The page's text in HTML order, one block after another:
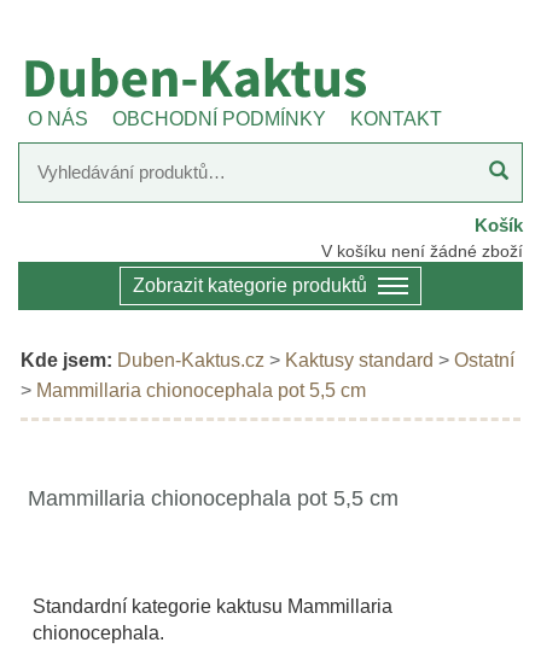
O NÁS OBCHODNÍ PODMÍNKY KONTAKT
Košík
V košíku není žádné zboží
Zobrazit kategorie produktů
Kde jsem: Duben-Kaktus.cz > Kaktusy standard > Ostatní
> Mammillaria chionocephala pot 5,5 cm
Mammillaria chionocephala pot 5,5 cm
Standardní kategorie kaktusu Mammillaria
chionocephala.